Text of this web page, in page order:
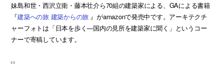
妹島和世・西沢立衛・藤本壮介ら70組の建築家による、GAによる書籍
『建築への旅 建築からの旅 』がamazonで発売中です。アーキテクチ
ャーフォトは「日本を歩く—国内の見所を建築家に聞く」というコー
ナーで寄稿しています。